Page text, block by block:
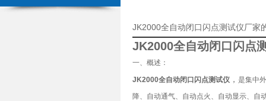
JK2000全自动闭口闪点测试仪厂家
JK2000全自动闭口闪点
一、概述：
JK2000全自动闭口闪点测试仪 ， 是集中
降、自动通气、自动点火、自动显示、自